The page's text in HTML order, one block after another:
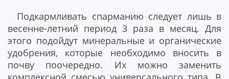
Подкармливать спарманию следует лишь в
весенне-летний период 3 раза в месяц. Для
этого подойдут минеральные и органические
удобрения, которые необходимо вносить в
почву поочередно. Их можно заменить